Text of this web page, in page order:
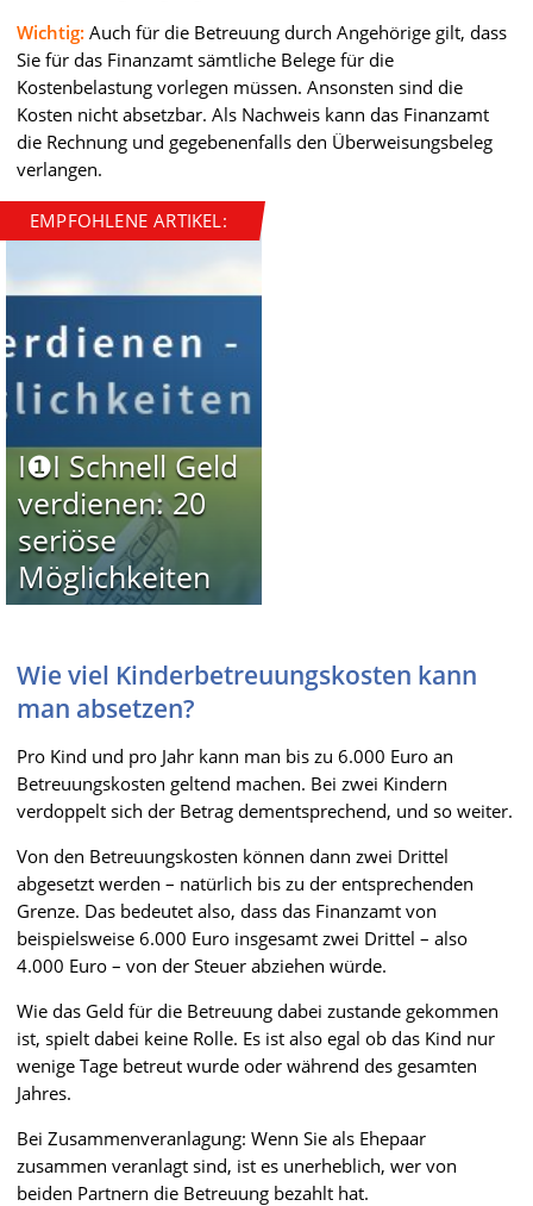
Wichtig: Auch für die Betreuung durch Angehörige gilt, dass
Sie für das Finanzamt sämtliche Belege für die
Kostenbelastung vorlegen müssen. Ansonsten sind die
Kosten nicht absetzbar. Als Nachweis kann das Finanzamt
die Rechnung und gegebenenfalls den Überweisungsbeleg
verlangen.
EMPFOHLENE ARTIKEL:
I❶I Schnell Geld
verdienen: 20
seriöse
Möglichkeiten
Wie viel Kinderbetreuungskosten kann
man absetzen?
Pro Kind und pro Jahr kann man bis zu 6.000 Euro an
Betreuungskosten geltend machen. Bei zwei Kindern
verdoppelt sich der Betrag dementsprechend, und so weiter.
Von den Betreuungskosten können dann zwei Drittel
abgesetzt werden – natürlich bis zu der entsprechenden
Grenze. Das bedeutet also, dass das Finanzamt von
beispielsweise 6.000 Euro insgesamt zwei Drittel – also
4.000 Euro – von der Steuer abziehen würde.
Wie das Geld für die Betreuung dabei zustande gekommen
ist, spielt dabei keine Rolle. Es ist also egal ob das Kind nur
wenige Tage betreut wurde oder während des gesamten
Jahres.
Bei Zusammenveranlagung: Wenn Sie als Ehepaar
zusammen veranlagt sind, ist es unerheblich, wer von
beiden Partnern die Betreuung bezahlt hat.